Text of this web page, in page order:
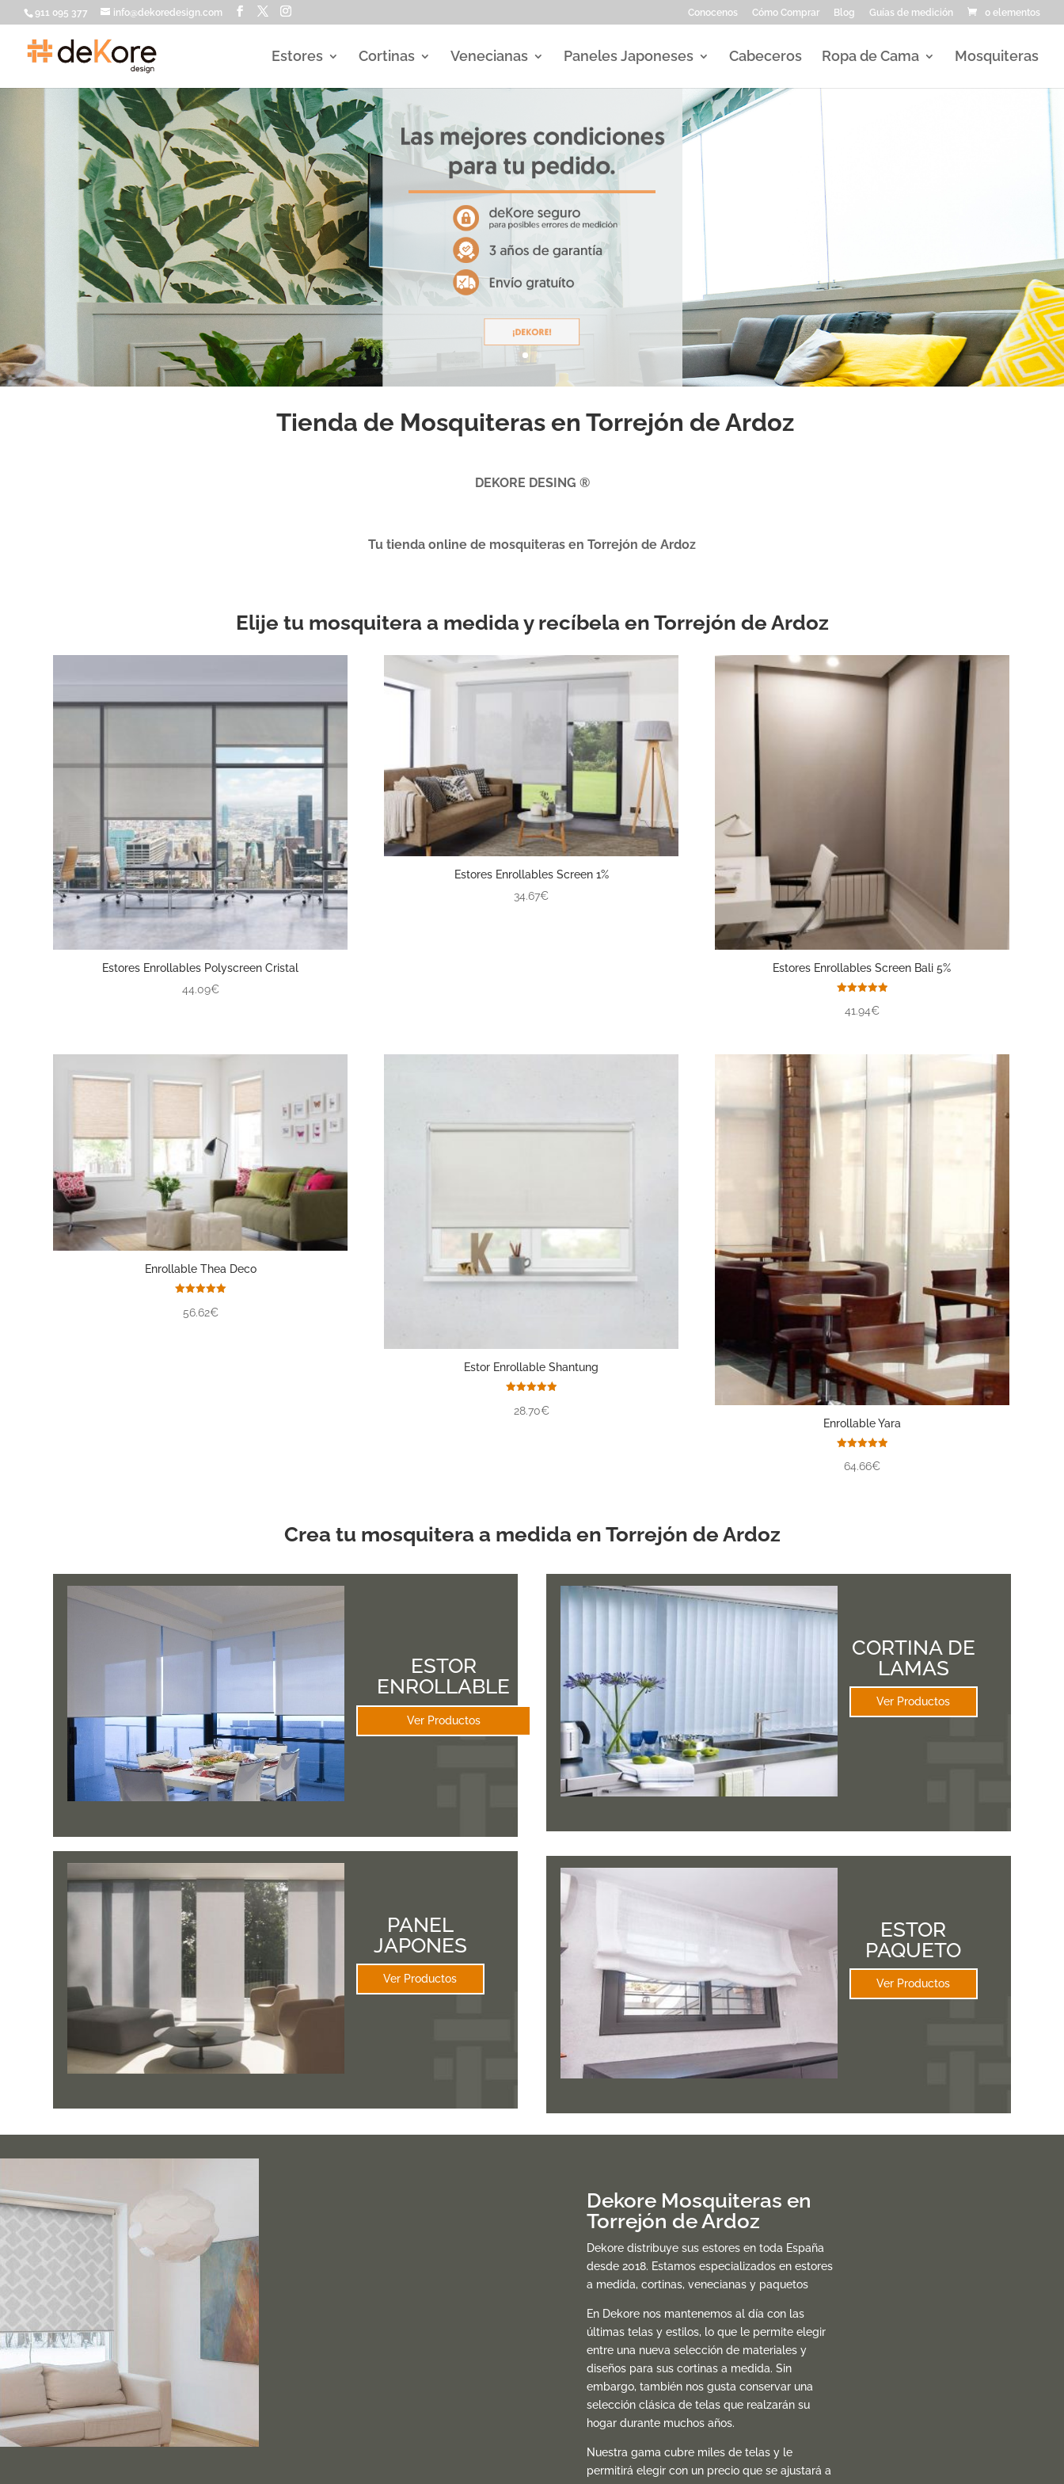
911 095 377 info@dekoredesign.com Conocenos Cómo Comprar Blog Guías de medición 0 elementos
Estores Cortinas Venecianas Paneles Japoneses Cabeceros Ropa de Cama Mosquiteras
Tienda de Mosquiteras en Torrejón de Ardoz
DEKORE DESING ®
Tu tienda online de mosquiteras en Torrejón de Ardoz
Elije tu mosquitera a medida y recíbela en Torrejón de Ardoz
Estores Enrollables Polyscreen Cristal
44.09€
Estores Enrollables Screen 1%
34.67€
Estores Enrollables Screen Bali 5%
con
41.94€
Enrollable Thea Deco
con
56.62€
Estor Enrollable Shantung
con
5.00
28.70€
Enrollable Yara
con
64.66€
Crea tu mosquitera a medida en Torrejón de Ardoz
ESTOR
ENROLLABLE
Ver Productos
PANEL
JAPONES
Ver Productos
CORTINA DE
LAMAS
Ver Productos
ESTOR
PAQUETO
Ver Productos
Dekore Mosquiteras en
Torrejón de Ardoz
Dekore distribuye sus estores en toda España
desde 2018. Estamos especializados en estores
a medida, cortinas, venecianas y paquetos
En Dekore nos mantenemos al día con las
últimas telas y estilos, lo que le permite elegir
entre una nueva selección de materiales y
diseños para sus cortinas a medida. Sin
embargo, también nos gusta conservar una
selección clásica de telas que realzarán su
hogar durante muchos años.
Nuestra gama cubre miles de telas y le
permitirá elegir con un precio que se ajustará a